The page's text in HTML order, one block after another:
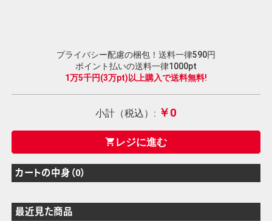
プライバシー配慮の梱包！送料一律590円
ポイント払いの送料一律1000pt
1万5千円(3万pt)以上購入で送料無料!
小計（税込）: ￥0
shopping_cart レジに進む
カートの中身（0）
最近見た商品